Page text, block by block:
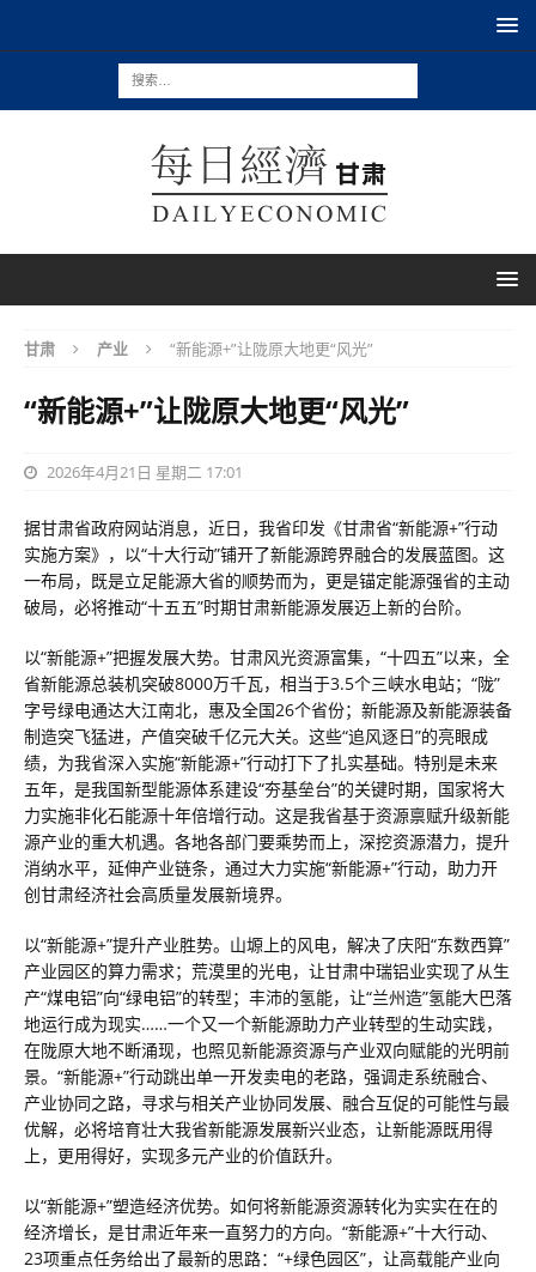
甘肃 产业 “新能源+”让陇原大地更“风光”
“新能源+”让陇原大地更“风光”
2026年4月21日 星期二 17:01
据甘肃省政府网站消息，近日，我省印发《甘肃省“新能源+”行动
实施方案》，以“十大行动”铺开了新能源跨界融合的发展蓝图。这
一布局，既是立足能源大省的顺势而为，更是锚定能源强省的主动
破局，必将推动“十五五”时期甘肃新能源发展迈上新的台阶。
以“新能源+”把握发展大势。甘肃风光资源富集，“十四五”以来，全
省新能源总装机突破8000万千瓦，相当于3.5个三峡水电站；“陇”
字号绿电通达大江南北，惠及全国26个省份；新能源及新能源装备
制造突飞猛进，产值突破千亿元大关。这些“追风逐日”的亮眼成
绩，为我省深入实施“新能源+”行动打下了扎实基础。特别是未来
五年，是我国新型能源体系建设“夯基垒台”的关键时期，国家将大
力实施非化石能源十年倍增行动。这是我省基于资源禀赋升级新能
源产业的重大机遇。各地各部门要乘势而上，深挖资源潜力，提升
消纳水平，延伸产业链条，通过大力实施“新能源+”行动，助力开
创甘肃经济社会高质量发展新境界。
以“新能源+”提升产业胜势。山塬上的风电，解决了庆阳“东数西算”
产业园区的算力需求；荒漠里的光电，让甘肃中瑞铝业实现了从生
产“煤电铝”向“绿电铝”的转型；丰沛的氢能，让“兰州造”氢能大巴落
地运行成为现实……一个又一个新能源助力产业转型的生动实践，
在陇原大地不断涌现，也照见新能源资源与产业双向赋能的光明前
景。“新能源+”行动跳出单一开发卖电的老路，强调走系统融合、
产业协同之路，寻求与相关产业协同发展、融合互促的可能性与最
优解，必将培育壮大我省新能源发展新兴业态，让新能源既用得
上，更用得好，实现多元产业的价值跃升。
以“新能源+”塑造经济优势。如何将新能源资源转化为实实在在的
经济增长，是甘肃近年来一直努力的方向。“新能源+”十大行动、
23项重点任务给出了最新的思路：“+绿色园区”，让高载能产业向